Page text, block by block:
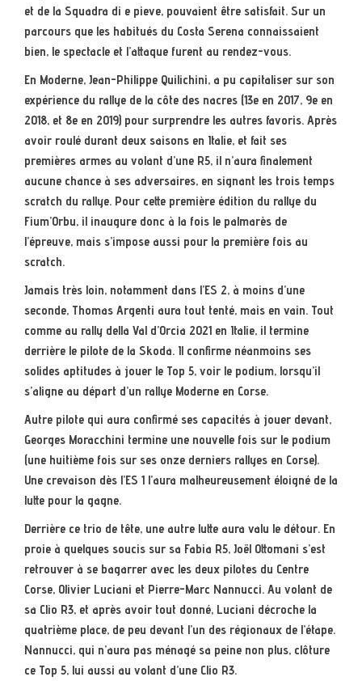
et de la Squadra di e pieve, pouvaient être satisfait. Sur un
parcours que les habitués du Costa Serena connaissaient
bien, le spectacle et l’attaque furent au rendez-vous.
En Moderne, Jean-Philippe Quilichini, a pu capitaliser sur son
expérience du rallye de la côte des nacres (13e en 2017, 9e en
2018, et 8e en 2019) pour surprendre les autres favoris. Après
avoir roulé durant deux saisons en Italie, et fait ses
premières armes au volant d’une R5, il n’aura finalement
aucune chance à ses adversaires, en signant les trois temps
scratch du rallye. Pour cette première édition du rallye du
Fium’Orbu, il inaugure donc à la fois le palmarès de
l’épreuve, mais s’impose aussi pour la première fois au
scratch.
Jamais très loin, notamment dans l’ES 2, à moins d’une
seconde, Thomas Argenti aura tout tenté, mais en vain. Tout
comme au rally della Val d’Orcia 2021 en Italie, il termine
derrière le pilote de la Skoda. Il confirme néanmoins ses
solides aptitudes à jouer le Top 5, voir le podium, lorsqu’il
s’aligne au départ d’un rallye Moderne en Corse.
Autre pilote qui aura confirmé ses capacités à jouer devant,
Georges Moracchini termine une nouvelle fois sur le podium
(une huitième fois sur ses onze derniers rallyes en Corse).
Une crevaison dès l’ES 1 l’aura malheureusement éloigné de la
lutte pour la gagne.
Derrière ce trio de tête, une autre lutte aura valu le détour. En
proie à quelques soucis sur sa Fabia R5, Joël Ottomani s’est
retrouver à se bagarrer avec les deux pilotes du Centre
Corse, Olivier Luciani et Pierre-Marc Nannucci. Au volant de
sa Clio R3, et après avoir tout donné, Luciani décroche la
quatrième place, de peu devant l’un des régionaux de l’étape.
Nannucci, qui n’aura pas ménagé sa peine non plus, clôture
ce Top 5, lui aussi au volant d’une Clio R3.